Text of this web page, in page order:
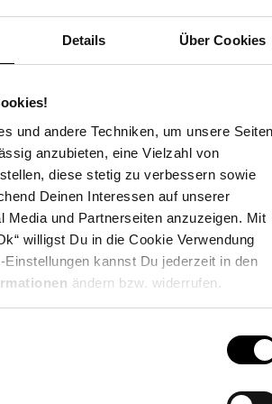
Details Über Cookies
und andere Techniken, um unsere
anzubieten, eine Vielzahl von
diese stetig zu verbessern sowie
Deinen Interessen auf unserer
Media und Partnerseiten anzuzeigen. Mit
willigst Du in die Cookie Verwendung
Einstellungen kannst Du jederzeit in den
ändern bzw. widerrufen.
einen sorgenfreien Einsatz in
Der AB2000L kann mit den
AB1000S/AB2000/AB2000S
Bei Verwendung eines
Hyper 2000-Systems ist eine
bis zu 7,68 Wh möglich, bei
SolarFlow 800/SolarFlow 800
eine Erweiterung auf bis zu
und kann das Haus auch bei